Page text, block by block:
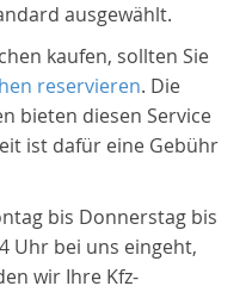
ausgewählt.
kaufen, sollten Sie
reservieren. Die
bieten diesen Service
ist dafür eine Gebühr
bis Donnerstag bis
Uhr bei uns eingeht,
wir Ihre Kfz-